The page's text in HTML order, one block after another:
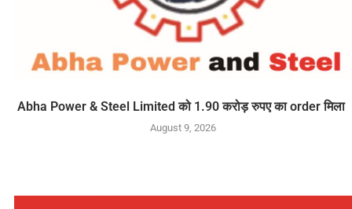
Abha Power & Steel Limited को 1.90 करोड़ रुपए का order मिला
August 9, 2026